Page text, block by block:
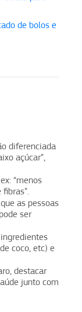
de bolos e
diferenciada
açúcar”,
“menos
as pessoas
ser
coco, etc) e
destacar
junto com